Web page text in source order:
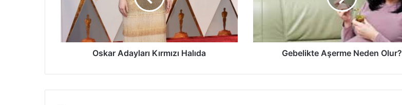
Oskar Adayları Kırmızı Halıda Gebelikte Aşerme Neden Olur?